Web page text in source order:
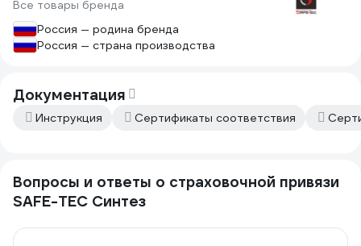
Все товары бренда
Россия — родина бренда
Россия — страна производства
Документация
Инструкция Сертификаты соответствия
Вопросы и ответы о страховочной привязи
SAFE-TEC Синтез